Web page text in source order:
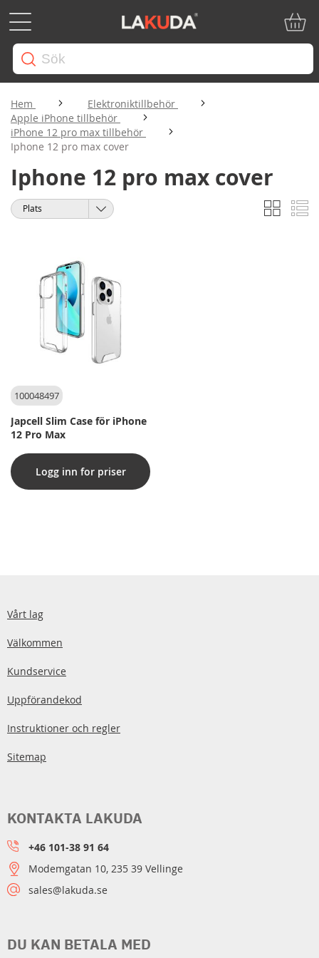
Hem
Elektroniktillbehör
Apple iPhone tillbehör
iPhone 12 pro max tillbehör
Iphone 12 pro max cover
Iphone 12 pro max cover
Visa
som
Rutnät
Sortera
100048497
Japcell Slim Case för iPhone
12 Pro Max
Logg inn for priser
Vårt lag
Välkommen
Kundservice
Uppförandekod
Instruktioner och regler
Sitemap
DU KAN BETALA MED
KONTAKTA LAKUDA
+46 101-38 91 64
Modemgatan 10, 235 39 Vellinge
sales@lakuda.se